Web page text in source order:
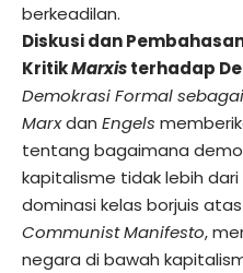
berkeadilan.
Diskusi dan
KritikMarxisterhadap
Demokrasi Formal
Marxdan Engels
tentang bagaimana
kapitalisme tidak lebih
dominasi kelas borjuis
Communist Manifesto,
negara di bawah